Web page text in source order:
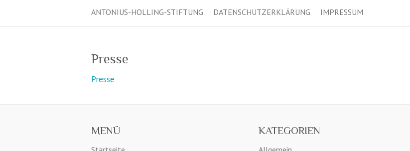
ANTONIUS-HOLLING-STIFTUNG DATENSCHUTZERKLÄRUNG IMPRESSUM
Presse
Presse
MENÜ KATEGORIEN